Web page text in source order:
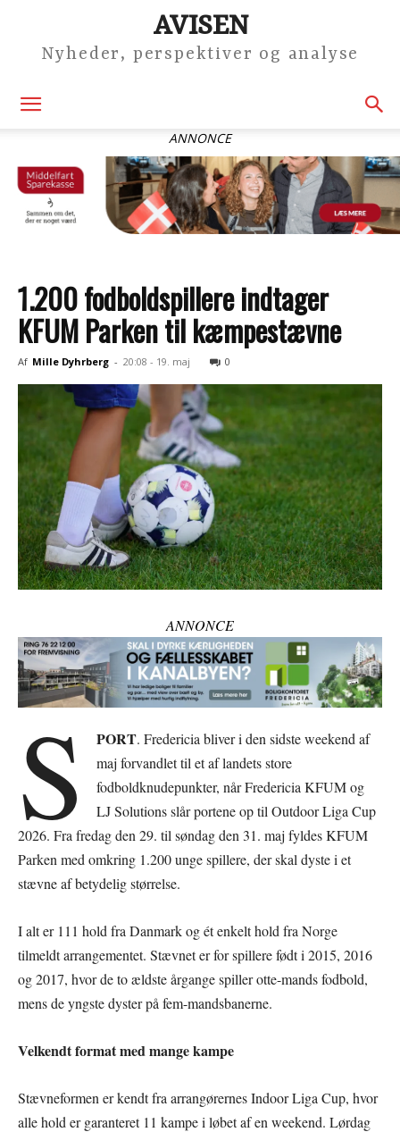
AVISEN
Nyheder, perspektiver og analyse
ANNONCE
1.200 fodboldspillere indtager
KFUM Parken til kæmpestævne
Af Mille Dyhrberg - 20:08 - 19. maj 0
ANNONCE
S PORT. Fredericia bliver i den sidste weekend af
maj forvandlet til et af landets store
fodboldknudepunkter, når Fredericia KFUM og
LJ Solutions slår portene op til Outdoor Liga Cup
2026. Fra fredag den 29. til søndag den 31. maj fyldes KFUM
Parken med omkring 1.200 unge spillere, der skal dyste i et
stævne af betydelig størrelse.
I alt er 111 hold fra Danmark og ét enkelt hold fra Norge
tilmeldt arrangementet. Stævnet er for spillere født i 2015, 2016
og 2017, hvor de to ældste årgange spiller otte-mands fodbold,
mens de yngste dyster på fem-mandsbanerne.
Velkendt format med mange kampe
Stævneformen er kendt fra arrangørernes Indoor Liga Cup, hvor
alle hold er garanteret 11 kampe i løbet af en weekend. Lørdag